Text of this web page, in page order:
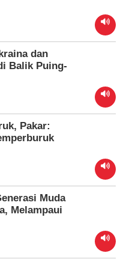
dan
Balik Puing-
Pakar:
Muda
Melampaui